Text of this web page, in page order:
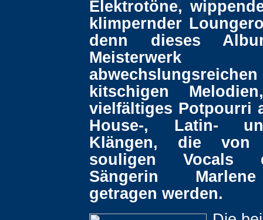
Elektrotöne,
klimpernder
denn dieses
kitschigen
vielfältiges Potpourri
House-, Latin-
Klängen, die von
souligen Vocals
Sängerin
getragen werden.